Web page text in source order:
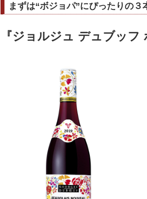
まずは“ボジョパ”にぴったりの３
『ジョルジュ デュブッフ